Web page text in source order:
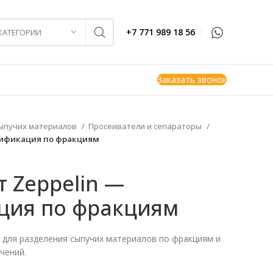
+7 771 989 18 56
Заказать звонок
материалов
Просеиватели и сепараторы
по фракциям
Zeppelin —
по фракциям
разделения сыпучих материалов по фракциям и